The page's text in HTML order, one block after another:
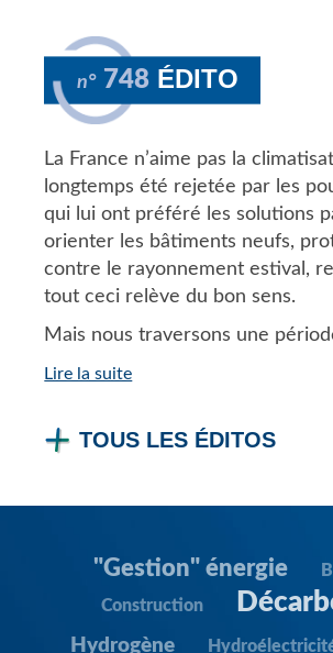
n° 748 ÉDITO
La France n’aime pas la
longtemps été rejetée par les
qui lui ont préféré les solutions
orienter les bâtiments neufs,
contre le rayonnement estival,
tout ceci relève du bon sens.
Mais nous traversons une
Lire la suite
TOUS LES ÉDITOS
"Gestion" énergie
Construction
Hydrogène